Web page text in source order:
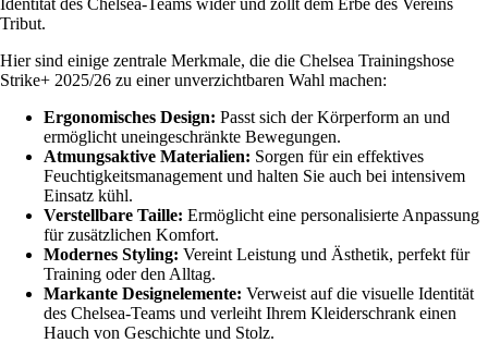
Tribut.
Hier sind einige zentrale Merkmale, die die Chelsea Trainingshose
Strike+ 2025/26 zu einer unverzichtbaren Wahl machen:
Ergonomisches Design: Passt sich der Körperform an und
ermöglicht uneingeschränkte Bewegungen.
Atmungsaktive Materialien: Sorgen für ein effektives
Feuchtigkeitsmanagement und halten Sie auch bei intensivem
Einsatz kühl.
Verstellbare Taille: Ermöglicht eine personalisierte Anpassung
für zusätzlichen Komfort.
Modernes Styling: Vereint Leistung und Ästhetik, perfekt für
Training oder den Alltag.
Markante Designelemente: Verweist auf die visuelle Identität
des Chelsea-Teams und verleiht Ihrem Kleiderschrank einen
Hauch von Geschichte und Stolz.